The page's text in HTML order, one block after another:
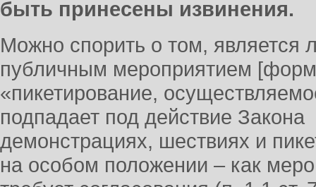
быть принесены извинения.
Можно спорить о том, является
публичным мероприятием
«пикетирование,
подпадает под действие
демонстрациях, шествиях и
на особом положении – как